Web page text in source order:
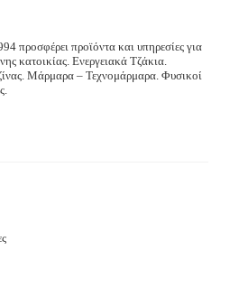
προσφέρει προϊόντα και υπηρεσίες για
κατοικίας. Ενεργειακά Τζάκια.
Μάρμαρα – Τεχνομάρμαρα. Φυσικοί